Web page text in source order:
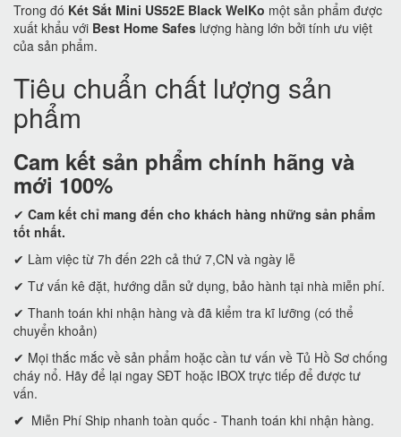
Trong đó Két Sắt Mini US52E Black WelKo một sản phẩm được
xuất khẩu với Best Home Safes lượng hàng lớn bởi tính ưu việt
của sản phẩm.
Tiêu chuẩn chất lượng sản
phẩm
Cam kết sản phẩm chính hãng và
mới 100%
✔ Cam kết chỉ mang đến cho khách hàng những sản phẩm
tốt nhất.
✔ Làm việc từ 7h đến 22h cả thứ 7,CN và ngày lễ
✔ Tư vấn kê đặt, hướng dẫn sử dụng, bảo hành tại nhà miễn phí.
✔ Thanh toán khi nhận hàng và đã kiểm tra kĩ lưỡng (có thể
chuyển khoản)
✔ Mọi thắc mắc về sản phẩm hoặc cần tư vấn về Tủ Hồ Sơ chống
cháy nổ. Hãy để lại ngay SĐT hoặc IBOX trực tiếp để được tư
vấn.
✔ Miễn Phí Ship nhanh toàn quốc - Thanh toán khi nhận hàng.